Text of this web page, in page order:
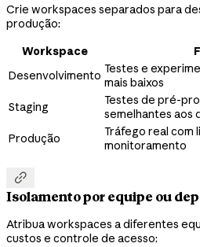
Crie workspaces separados para
produção:
Workspace
Desenvolvimento Testes e
mais baixos
Staging
Testes de pré-
semelhantes aos
Produção
Tráfego real com
monitoramento

Isolamento por equipe ou
Atribua workspaces a diferentes
custos e controle de acesso: